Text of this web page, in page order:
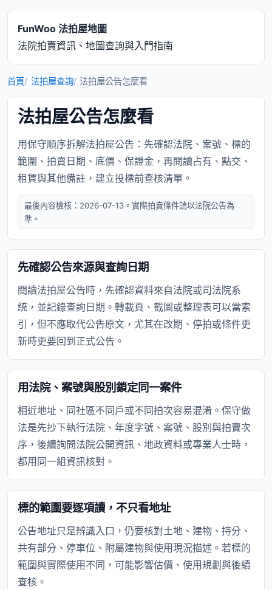
FunWoo 法拍屋地圖
法院拍賣資訊、地圖查詢與入門指南
首頁 法拍屋查詢 法拍屋公告怎麼看
法拍屋公告怎麼看
用保守順序拆解法拍屋公告：先確認法院、案號、標的
範圍、拍賣日期、底價、保證金，再閱讀占有、點交、
租賃與其他備註，建立投標前查核清單。
最後內容檢核：2026-07-13。實際拍賣條件請以法院公告為
準。
先確認公告來源與查詢日期
閱讀法拍屋公告時，先確認資料來自法院或司法院系
統，並記錄查詢日期。轉載頁、截圖或整理表可以當索
引，但不應取代公告原文，尤其在改期、停拍或條件更
新時更要回到正式公告。
用法院、案號與股別鎖定同一案件
相近地址、同社區不同戶或不同拍次容易混淆。保守做
法是先抄下執行法院、年度字號、案號、股別與拍賣次
序，後續詢問法院公開資訊、地政資料或專業人士時，
都用同一組資訊核對。
標的範圍要逐項讀，不只看地址
公告地址只是辨識入口，仍要核對土地、建物、持分、
共有部分、停車位、附屬建物與使用現況描述。若標的
範圍與實際使用不同，可能影響估價、使用規劃與後續
查核。